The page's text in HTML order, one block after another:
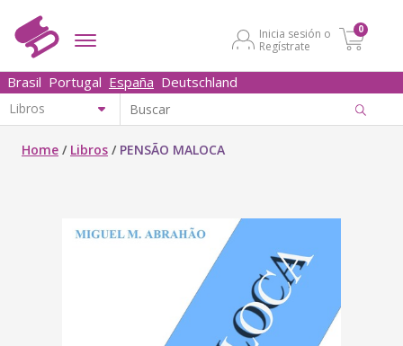
Inicia sesión o
Regístrate
0
Brasil Portugal España Deutschland
Home / Libros / PENSÃO MALOCA